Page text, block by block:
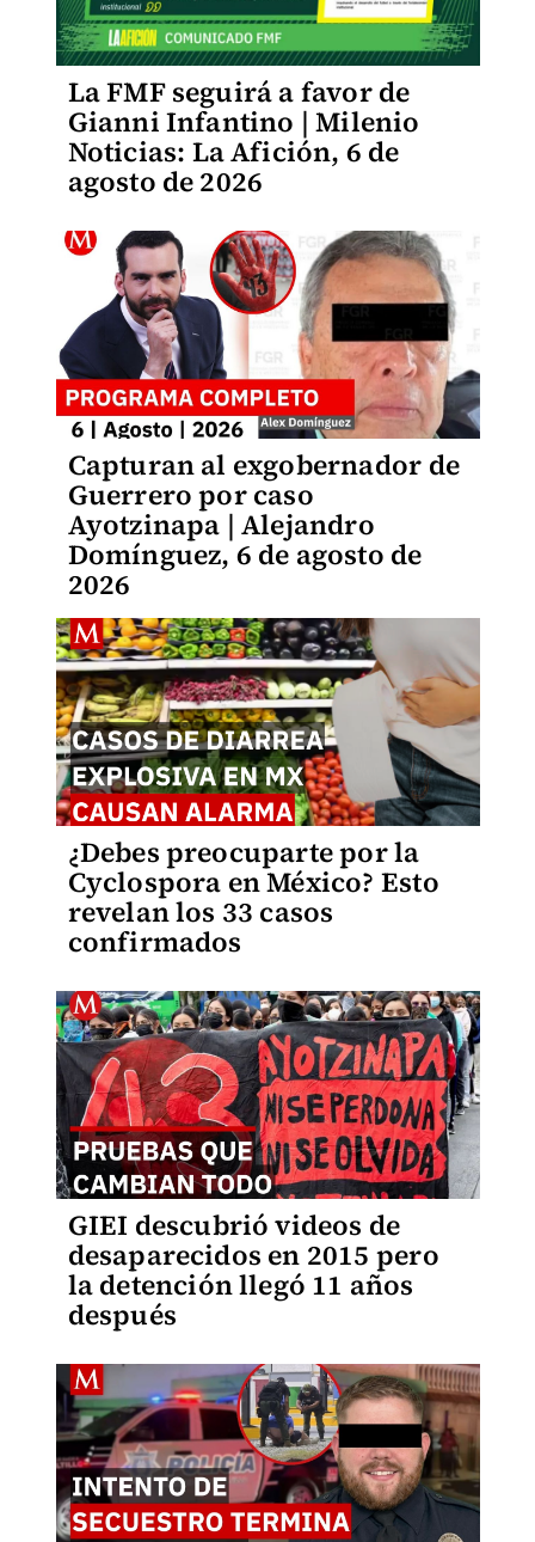
La FMF seguirá a favor de
Gianni Infantino | Milenio
Noticias: La Afición, 6 de
agosto de 2026
Capturan al exgobernador de
Guerrero por caso
Ayotzinapa | Alejandro
Domínguez, 6 de agosto de
2026
¿Debes preocuparte por la
Cyclospora en México? Esto
revelan los 33 casos
confirmados
GIEI descubrió videos de
desaparecidos en 2015 pero
la detención llegó 11 años
después